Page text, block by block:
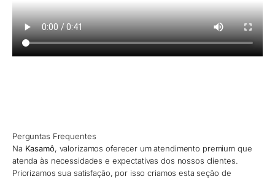
Perguntas Frequentes
Na Kasamô, valorizamos oferecer um atendimento premium que
atenda às necessidades e expectativas dos nossos clientes.
Priorizamos sua satisfação, por isso criamos esta seção de